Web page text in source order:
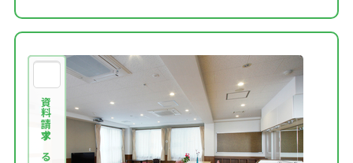
資料請求する